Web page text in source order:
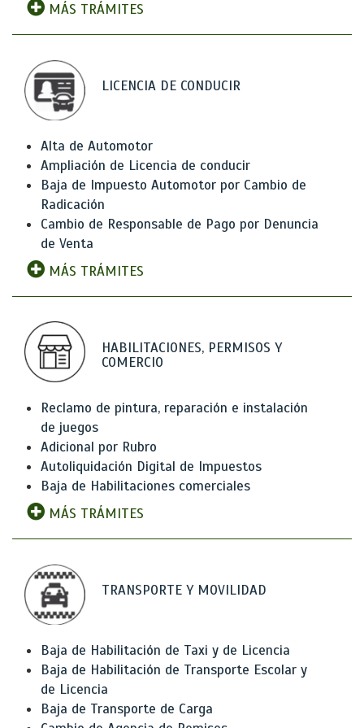
MÁS TRÁMITES
LICENCIA DE CONDUCIR
Alta de Automotor
Ampliación de Licencia de conducir
Baja de Impuesto Automotor por Cambio de
Radicación
Cambio de Responsable de Pago por Denuncia
de Venta
MÁS TRÁMITES
HABILITACIONES, PERMISOS Y
COMERCIO
Reclamo de pintura, reparación e instalación
de juegos
Adicional por Rubro
Autoliquidación Digital de Impuestos
Baja de Habilitaciones comerciales
MÁS TRÁMITES
TRANSPORTE Y MOVILIDAD
Baja de Habilitación de Taxi y de Licencia
Baja de Habilitación de Transporte Escolar y
de Licencia
Baja de Transporte de Carga